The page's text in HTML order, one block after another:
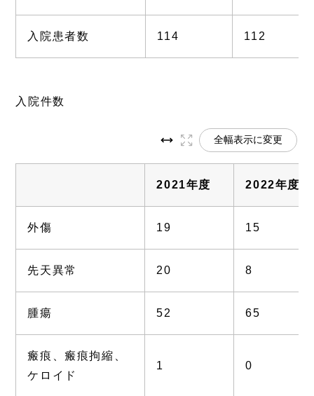
入院患者数 114 112
入院件数
全幅表示に変更
2021年度 2022年度
外傷 19 15
先天異常 20 8
腫瘍 52 65
瘢痕、瘢痕拘縮、
ケロイド
1 0